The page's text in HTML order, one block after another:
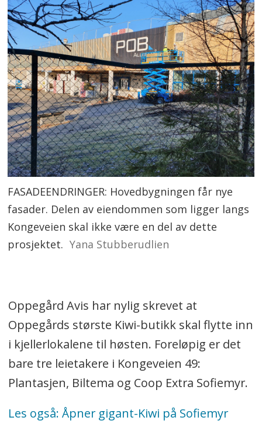
FASADEENDRINGER: Hovedbygningen får nye
fasader. Delen av eiendommen som ligger langs
Kongeveien skal ikke være en del av dette
prosjektet. Yana Stubberudlien
Oppegård Avis har nylig skrevet at
Oppegårds største Kiwi-butikk skal flytte inn
i kjellerlokalene til høsten. Foreløpig er det
bare tre leietakere i Kongeveien 49:
Plantasjen, Biltema og Coop Extra Sofiemyr.
Les også: Åpner gigant-Kiwi på Sofiemyr